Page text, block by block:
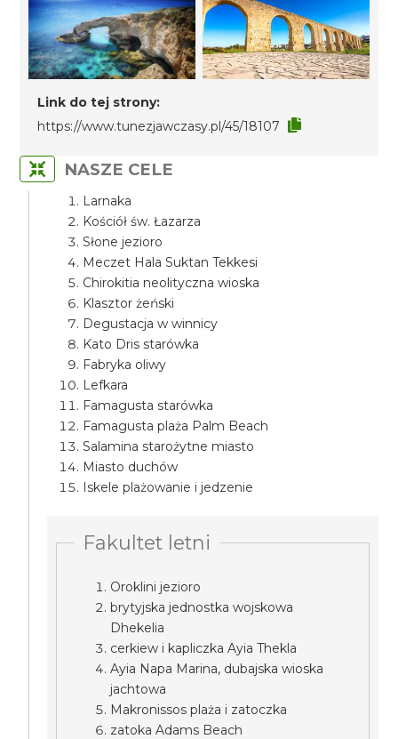
Link do tej strony:
https://www.tunezjawczasy.pl/45/18107
NASZE CELE
Larnaka
Kościół św. Łazarza
Słone jezioro
Meczet Hala Suktan Tekkesi
Chirokitia neolityczna wioska
Klasztor żeński
Degustacja w winnicy
Kato Dris starówka
Fabryka oliwy
Lefkara
Famagusta starówka
Famagusta plaża Palm Beach
Salamina starożytne miasto
Miasto duchów
Iskele plażowanie i jedzenie
Fakultet letni
Oroklini jezioro
brytyjska jednostka wojskowa
Dhekelia
cerkiew i kapliczka Ayia Thekla
Ayia Napa Marina, dubajska wioska
jachtowa
Makronissos plaża i zatoczka
zatoka Adams Beach